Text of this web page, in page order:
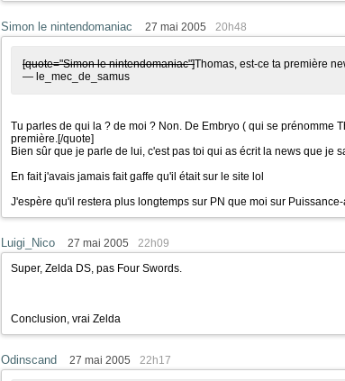
Simon le nintendomaniac 27 mai 2005 20h48
[quote="Simon le nintendomaniac"]Thomas, est-ce ta première
— le_mec_de_samus
Tu parles de qui la ? de moi ? Non. De Embryo ( qui se prénomme
première.[/quote]
Bien sûr que je parle de lui, c'est pas toi qui as écrit la news que je
En fait j'avais jamais fait gaffe qu'il était sur le site lol
J'espère qu'il restera plus longtemps sur PN que moi sur
Luigi_Nico 27 mai 2005 22h09
Super, Zelda DS, pas Four Swords.
Conclusion, vrai Zelda
Odinscand 27 mai 2005 22h17